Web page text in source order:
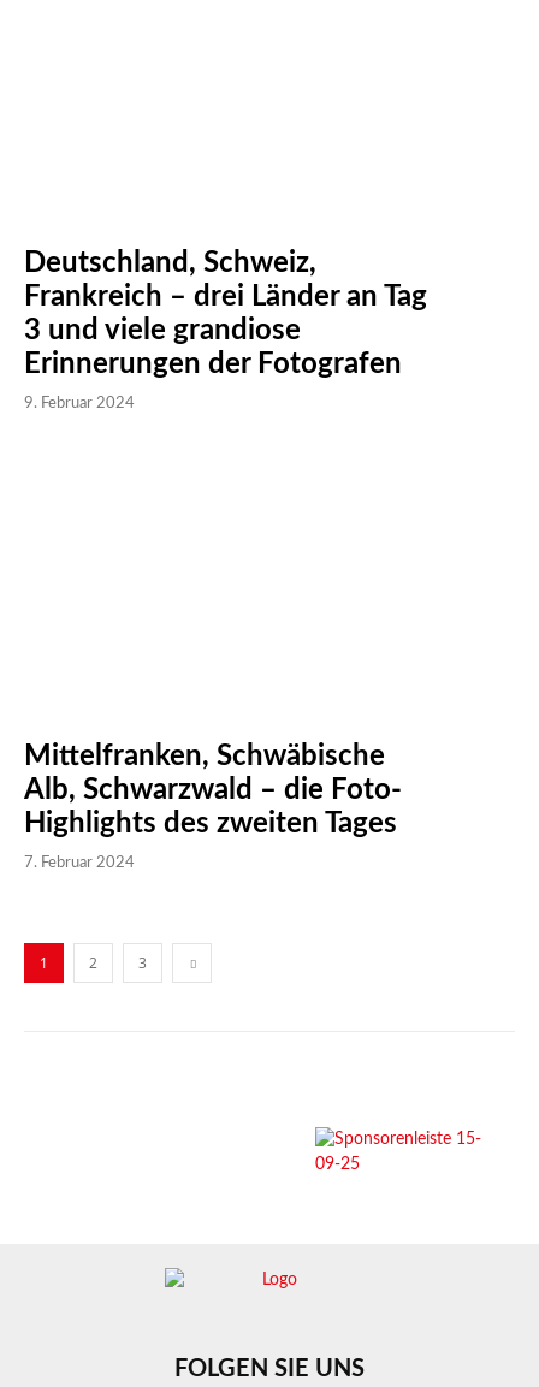
Deutschland, Schweiz,
Frankreich – drei Länder an Tag
3 und viele grandiose
Erinnerungen der Fotografen
9. Februar 2024
Mittelfranken, Schwäbische
Alb, Schwarzwald – die Foto-
Highlights des zweiten Tages
7. Februar 2024
1 2 3
FOLGEN SIE UNS